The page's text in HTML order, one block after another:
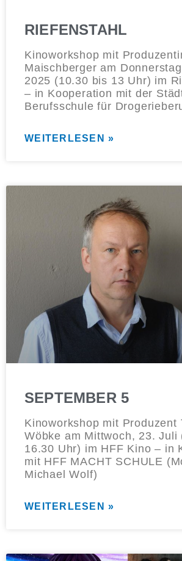
RIEFENSTAHL
Kinoworkshop mit
Maischberger am
2025 (10.30 bis 13 Uhr) im
– in Kooperation mit der
Berufsschule für
WEITERLESEN »
SEPTEMBER 5
Kinoworkshop mit Produzent
Wöbke am Mittwoch, 23. Juli
16.30 Uhr) im HFF Kino – in
mit HFF MACHT SCHULE
Michael Wolf)
WEITERLESEN »